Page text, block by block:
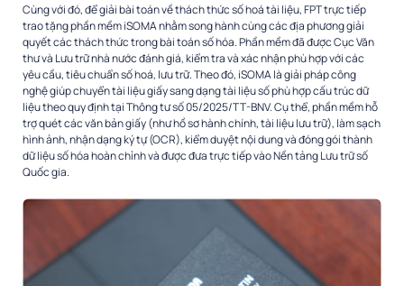
Cùng với đó, để giải bài toán về thách thức số hoá tài liệu, FPT trực tiếp
trao tặng phần mềm iSOMA nhằm song hành cùng các địa phương giải
quyết các thách thức trong bài toán số hóa. Phần mềm đã được Cục Văn
thư và Lưu trữ nhà nước đánh giá, kiểm tra và xác nhận phù hợp với các
yêu cầu, tiêu chuẩn số hoá, lưu trữ. Theo đó, iSOMA là giải pháp công
nghệ giúp chuyển tài liệu giấy sang dạng tài liệu số phù hợp cấu trúc dữ
liệu theo quy định tại Thông tư số 05/2025/TT-BNV. Cụ thể, phần mềm hỗ
trợ quét các văn bản giấy (như hồ sơ hành chính, tài liệu lưu trữ), làm sạch
hình ảnh, nhận dạng ký tự (OCR), kiểm duyệt nội dung và đóng gói thành
dữ liệu số hóa hoàn chỉnh và được đưa trực tiếp vào Nền tảng Lưu trữ số
Quốc gia.